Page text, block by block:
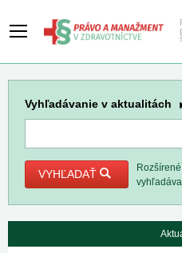
Vyhľadávanie v aktualitách
VYHĽADAŤ
Rozšírené